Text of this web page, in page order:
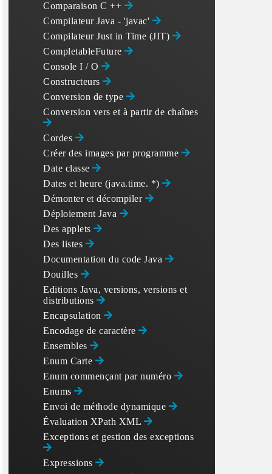
Comparaison C ++
Compilateur Java - 'javac'
Compilateur Just in Time (JIT)
CompletableFuture
Console I / O
Constructeurs
Conversion de type
Conversion vers et à partir de chaînes
Cordes
Créer des images par programme
Date classe
Dates et heure (java.time. *)
Démonter et décompiler
Déploiement Java
Des applets
Des listes
Documentation du code Java
Douilles
Editions Java, versions, versions et
distributions
Encapsulation
Encodage de caractère
Ensembles
Enum Carte
Enum commençant par numéro
Enums
Envoi de méthode dynamique
Évaluation XPath XML
Exceptions et gestion des exceptions
Expressions